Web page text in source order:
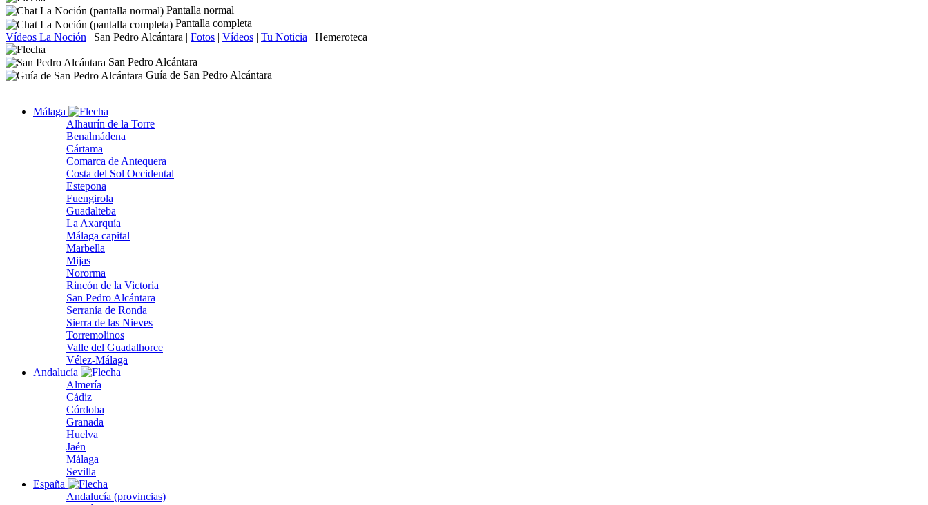
Pantalla normal
Pantalla completa
Vídeos La Noción | San Pedro Alcántara | Fotos | Vídeos | Tu Noticia | Hemeroteca
San Pedro Alcántara
Guía de San Pedro Alcántara
Málaga
Alhaurín de la Torre
Benalmádena
Cártama
Comarca de Antequera
Costa del Sol Occidental
Estepona
Fuengirola
Guadalteba
La Axarquía
Málaga capital
Marbella
Mijas
Nororma
Rincón de la Victoria
San Pedro Alcántara
Serranía de Ronda
Sierra de las Nieves
Torremolinos
Valle del Guadalhorce
Vélez-Málaga
Andalucía
Almería
Cádiz
Córdoba
Granada
Huelva
Jaén
Málaga
Sevilla
España
Andalucía (provincias)